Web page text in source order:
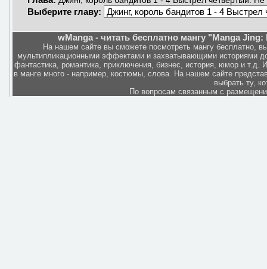
Выберите главу:
wManga - читать бесплатно мангу "Manga
На нашем сайте вы сможете посмотреть мангу бесплатно,
мультипликационными эффектами и захватывающими историями
фантастика, романтика, приключения, бизнес, история, юмор и
в манге много - например, костюмы, слова. На нашем сайте
выбрать ту,
По вопросам связанным с